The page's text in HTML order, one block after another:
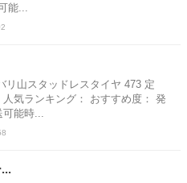
能...
リ山スタッドレスタイヤ 473 定
気ランキング： おすすめ度： 発
能時...